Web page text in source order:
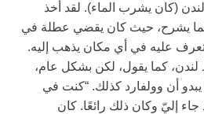
(كان يشرب الماء). لقد أخذ
يشرح، حيث كان يقضي عطلة في
عليه في أي مكان يذهب إليه.
كما يقول، لكن بشكل عام،
يبدو أن وولفارد كذلك. “كنت في
جاء إليّ وكان ذلك رائعًا. كان